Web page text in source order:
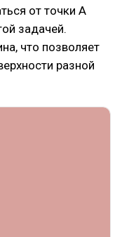
от точки А
задачей.
что позволяет
разной